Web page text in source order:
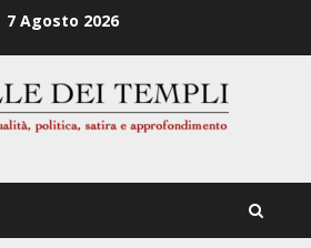
7 Agosto 2026